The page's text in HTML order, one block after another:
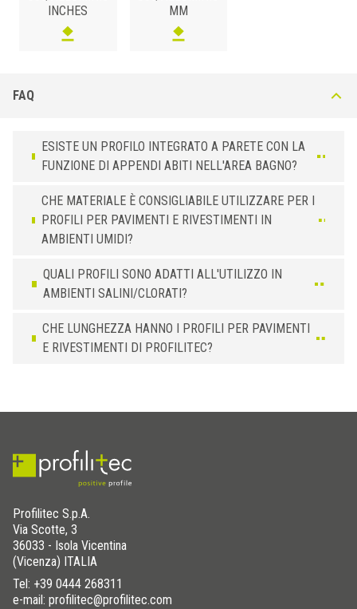
SJQ 80 ASB
INCHES
MM
FAQ
ESISTE UN PROFILO INTEGRATO A PARETE CON LA
FUNZIONE DI APPENDI ABITI NELL'AREA BAGNO?
CHE MATERIALE È CONSIGLIABILE UTILIZZARE PER I
PROFILI PER PAVIMENTI E RIVESTIMENTI IN
AMBIENTI UMIDI?
QUALI PROFILI SONO ADATTI ALL'UTILIZZO IN
AMBIENTI SALINI/CLORATI?
CHE LUNGHEZZA HANNO I PROFILI PER PAVIMENTI
E RIVESTIMENTI DI PROFILITEC?
Profilitec S.p.A.
Via Scotte, 3
36033 - Isola Vicentina
(Vicenza) ITALIA
Tel: +39 0444 268311
e-mail: profilitec@profilitec.com